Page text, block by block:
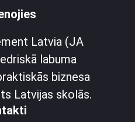
Latvia (JA
labuma
biznesa
Latvijas skolās.